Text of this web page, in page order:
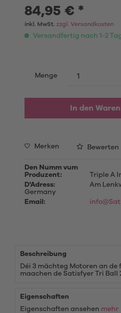
84,95 € *
inkl. MwSt. zzgl. Versandkosten
Versandfertig nach 1-2
Menge
In den
Merken Bewerten
Den Numm vum
Produzent:
Triple A
D'Adress:
Am
Germany
Email:
Beschreibung
Déi 3 mächteg Motoren an
maachen de Satisfyer Tri Ball
Eigenschaften
Eigenschaften ansehen mehr